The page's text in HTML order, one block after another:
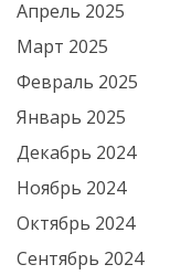
Апрель 2025
Март 2025
Февраль 2025
Январь 2025
Декабрь 2024
Ноябрь 2024
Октябрь 2024
Сентябрь 2024